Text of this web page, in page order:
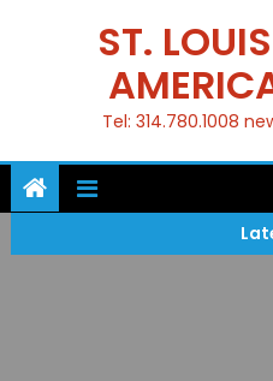
ST.
Tel: 314.780.1008